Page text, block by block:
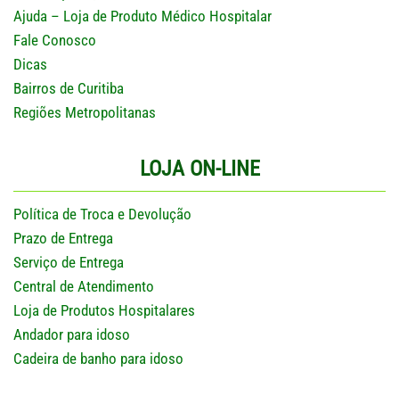
Ajuda – Loja de Produto Médico Hospitalar
Fale Conosco
Dicas
Bairros de Curitiba
Regiões Metropolitanas
LOJA ON-LINE
Política de Troca e Devolução
Prazo de Entrega
Serviço de Entrega
Central de Atendimento
Loja de Produtos Hospitalares
Andador para idoso
Cadeira de banho para idoso